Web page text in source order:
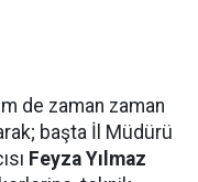
de zaman zaman
başta İl Müdürü
Feyza Yılmaz